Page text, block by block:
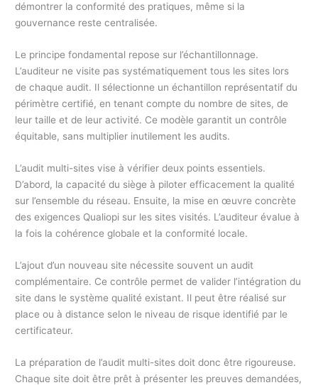
démontrer la conformité des pratiques, même si la
gouvernance reste centralisée.
Le principe fondamental repose sur l’échantillonnage.
L’auditeur ne visite pas systématiquement tous les sites lors
de chaque audit. Il sélectionne un échantillon représentatif du
périmètre certifié, en tenant compte du nombre de sites, de
leur taille et de leur activité. Ce modèle garantit un contrôle
équitable, sans multiplier inutilement les audits.
L’audit multi-sites vise à vérifier deux points essentiels.
D’abord, la capacité du siège à piloter efficacement la qualité
sur l’ensemble du réseau. Ensuite, la mise en œuvre concrète
des exigences Qualiopi sur les sites visités. L’auditeur évalue à
la fois la cohérence globale et la conformité locale.
L’ajout d’un nouveau site nécessite souvent un audit
complémentaire. Ce contrôle permet de valider l’intégration du
site dans le système qualité existant. Il peut être réalisé sur
place ou à distance selon le niveau de risque identifié par le
certificateur.
La préparation de l’audit multi-sites doit donc être rigoureuse.
Chaque site doit être prêt à présenter les preuves demandées,